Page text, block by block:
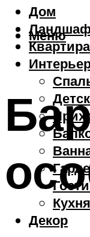
Дом
Квартира
Кухня
Декор
Меню